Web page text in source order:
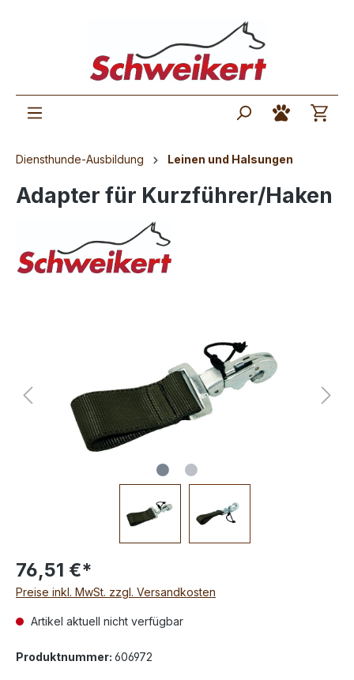
Diensthunde-Ausbildung Leinen und Halsungen
Adapter für Kurzführer/Haken
76,51 €*
Preise inkl. MwSt. zzgl. Versandkosten
Artikel aktuell nicht verfügbar
Produktnummer: 606972